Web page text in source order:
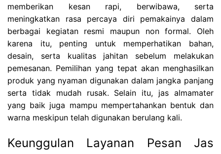
memberikan kesan rapi, berwibawa, serta
meningkatkan rasa percaya diri pemakainya dalam
berbagai kegiatan resmi maupun non formal. Oleh
karena itu, penting untuk memperhatikan bahan,
desain, serta kualitas jahitan sebelum melakukan
pemesanan. Pemilihan yang tepat akan menghasilkan
produk yang nyaman digunakan dalam jangka panjang
serta tidak mudah rusak. Selain itu, jas almamater
yang baik juga mampu mempertahankan bentuk dan
warna meskipun telah digunakan berulang kali.
Keunggulan Layanan Pesan Jas